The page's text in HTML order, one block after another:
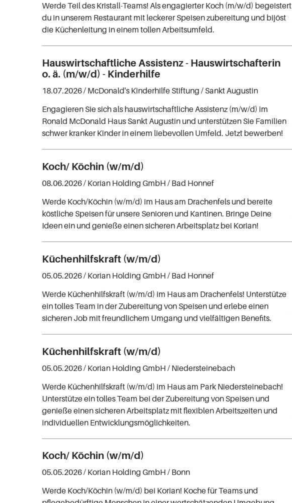
Werde Teil des Kristall-Teams! Als engagierter Koch (m/w/d) begeistert
du in unserem Restaurant mit leckerer Speisen zubereitung und bijöst
die Küchenleitung in einem tollen Arbeitsumfeld.
Hauswirtschaftliche Assistenz - Hauswirtschafterin
o. ä. (m/w/d) - Kinderhilfe
18.07.2026 / McDonald's Kinderhilfe Stiftung / Sankt Augustin
Engagieren Sie sich als hauswirtschaftliche Assistenz (m/w/d) im
Ronald McDonald Haus Sankt Augustin und unterstützen Sie Familien
schwer kranker Kinder in einem liebevollen Umfeld. Jetzt bewerben!
Koch/ Köchin (w/m/d)
08.06.2026 / Korian Holding GmbH / Bad Honnef
Werde Koch/Köchin (w/m/d) im Haus am Drachenfels und bereite
köstliche Speisen für unsere Senioren und Kantinen. Bringe Deine
Ideen ein und genieße einen sicheren Arbeitsplatz bei Korian!
Küchenhilfskraft (w/m/d)
05.05.2026 / Korian Holding GmbH / Bad Honnef
Werde Küchenhilfskraft (w/m/d) im Haus am Drachenfels! Unterstütze
ein tolles Team in der Zubereitung von Speisen und erlebe einen
sicheren Job mit freundlichem Umgang und vielfältigen Benefits.
Küchenhilfskraft (w/m/d)
05.05.2026 / Korian Holding GmbH / Niedersteinebach
Werde Küchenhilfskraft (w/m/d) im Haus am Park Niedersteinebach!
Unterstütze ein tolles Team bei der Zubereitung von Speisen und
genieße einen sicheren Arbeitsplatz mit flexiblen Arbeitszeiten und
individuellen Entwicklungsmöglichkeiten.
Koch/ Köchin (w/m/d)
05.05.2026 / Korian Holding GmbH / Bonn
Werde Koch/Köchin (w/m/d) bei Korian! Koche für Teams und